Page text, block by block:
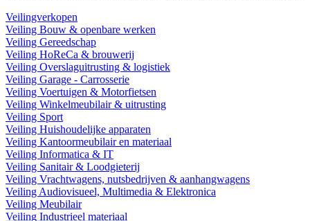
Veilingverkopen
Veiling Bouw & openbare werken
Veiling Gereedschap
Veiling HoReCa & brouwerij
Veiling Overslaguitrusting & logistiek
Veiling Garage - Carrosserie
Veiling Voertuigen & Motorfietsen
Veiling Winkelmeubilair & uitrusting
Veiling Sport
Veiling Huishoudelijke apparaten
Veiling Kantoormeubilair en materiaal
Veiling Informatica & IT
Veiling Sanitair & Loodgieterij
Veiling Vrachtwagens, nutsbedrijven & aanhangwagens
Veiling Audiovisueel, Multimedia & Elektronica
Veiling Meubilair
Veiling Industrieel materiaal